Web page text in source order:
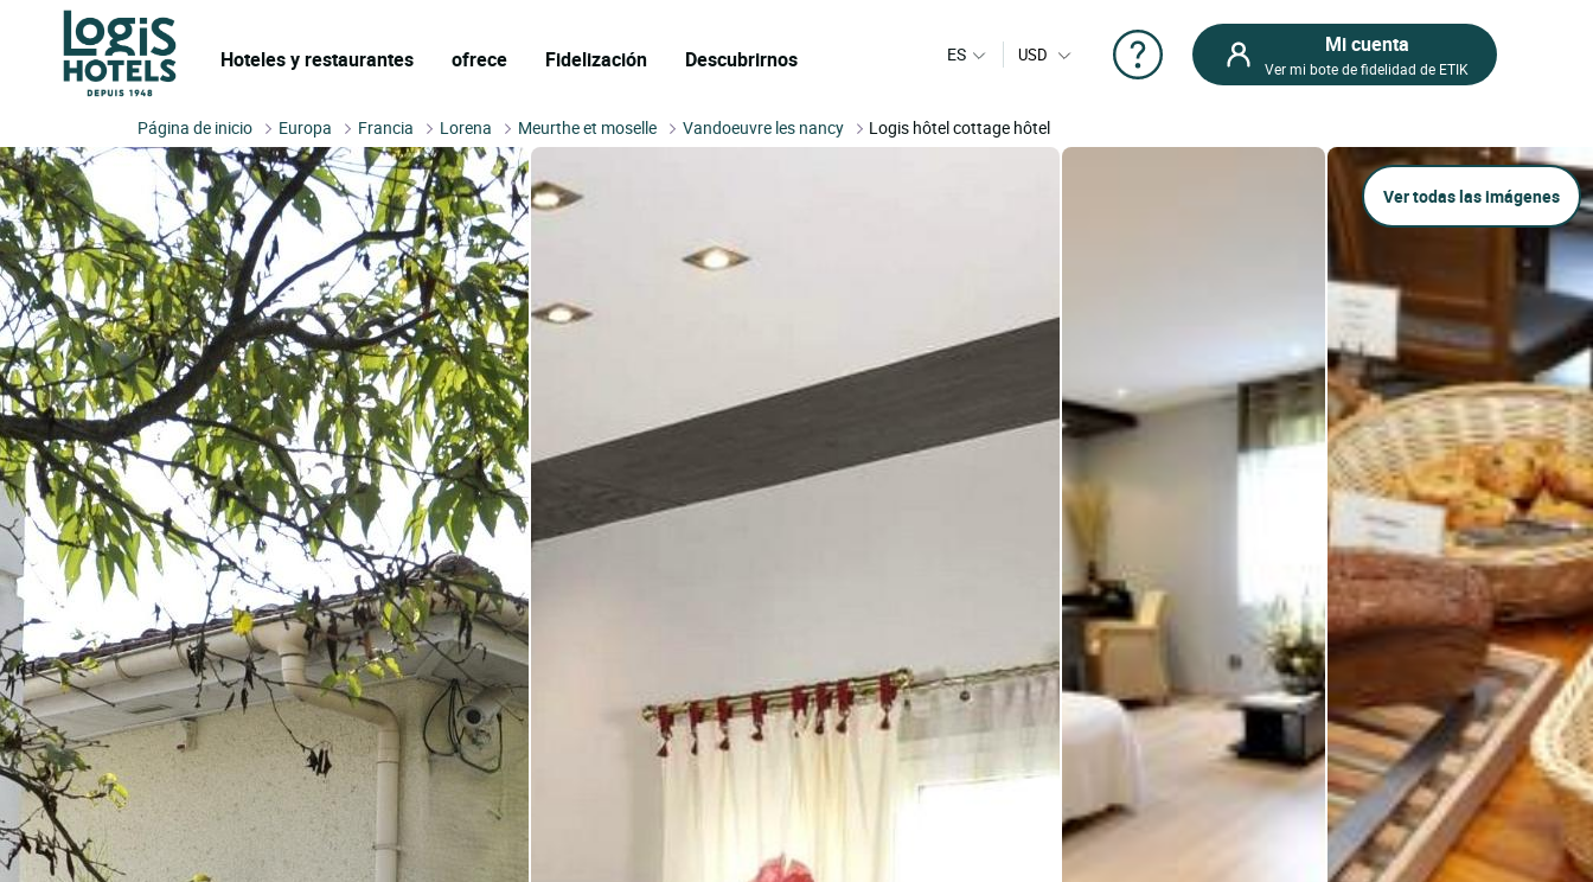
Hoteles y restaurantes ofrece Fidelización Descubrirnos ES USD Mi cuenta
Ver mi bote de fidelidad de ETIK
Página de inicio Europa Francia Lorena Meurthe et moselle Vandoeuvre les nancy Logis hôtel cottage hôtel
Ver todas las imágenes